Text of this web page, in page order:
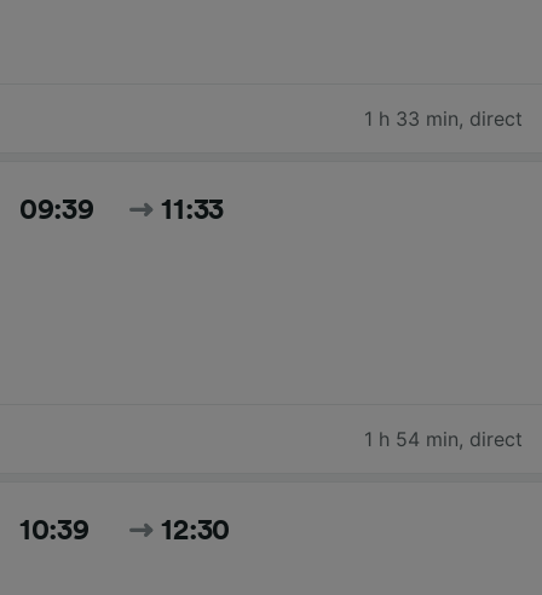
1 h 33 min, direct
09:39 11:33
1 h 54 min, direct
10:39 12:30